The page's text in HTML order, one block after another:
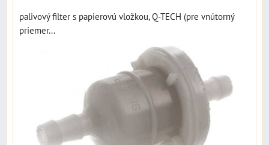
palivový filter s papierovú vložkou, Q-TECH (pre vnútorný
priemer...